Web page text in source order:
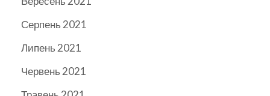
Серпень 2021
Липень 2021
Червень 2021